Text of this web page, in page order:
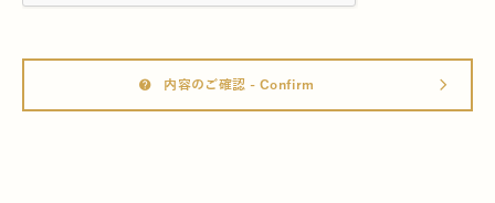
help 内容のご確認 - Confirm arrow_forward_ios